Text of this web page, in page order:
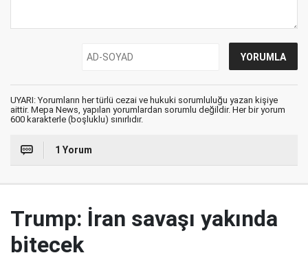
UYARI: Yorumların her türlü cezai ve hukuki sorumluluğu yazan kişiye
aittir. Mepa News, yapılan yorumlardan sorumlu değildir. Her bir yorum
600 karakterle (boşluklu) sınırlıdır.
1 Yorum
Trump: İran savaşı yakında
bitecek